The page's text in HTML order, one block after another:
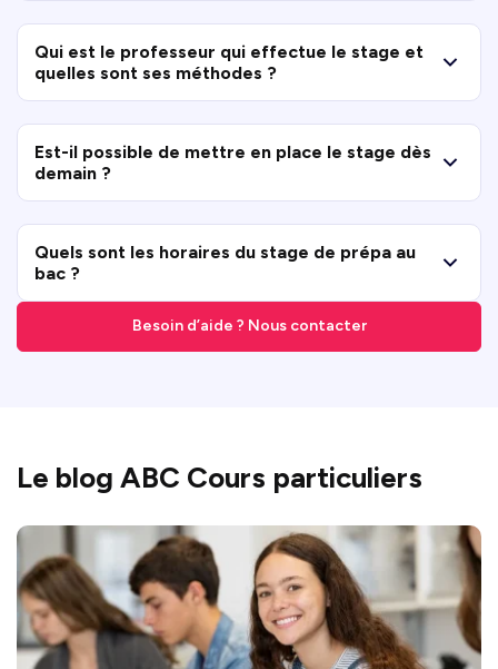
Qui est le professeur qui effectue le stage et
quelles sont ses méthodes ?
Est-il possible de mettre en place le stage dès
demain ?
Quels sont les horaires du stage de prépa au
bac ?
Besoin d’aide ? Nous contacter
Le blog ABC Cours particuliers